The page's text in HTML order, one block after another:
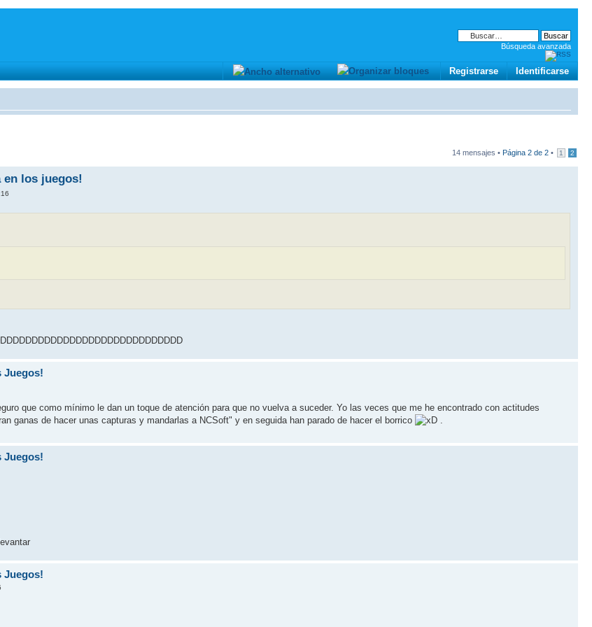
Búsqueda avanzada
Identificarse
Registrarse
14 mensajes • Página 2 de 2 • 1 2
en los juegos!
Juegos!
que como mí­nimo le dan un toque de atención para que no vuelva a suceder. Yo las veces que me he encontrado con actitudes
ganas de hacer unas capturas y mandarlas a NCSoft" y en seguida han parado de hacer el borrico
Juegos!
Juegos!